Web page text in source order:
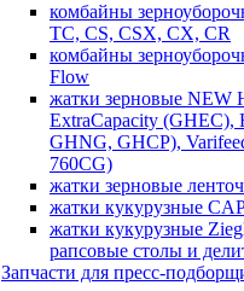
комбайны
TC, CS, CSX, CX, CR
комбайны
Flow
жатки зерновые NEW
ExtraCapacity (GHEC),
GHNG, GHCP),
760CG)
жатки зерновые
жатки кукурузные
жатки кукурузные
рапсовые столы и
Запчасти для пресс-